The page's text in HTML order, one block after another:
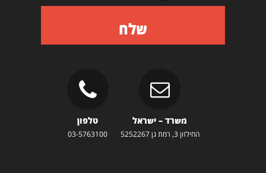
שלח
משרד – ישראל
החילזון 3, רמת גן 5252267
טלפון
03-5763100